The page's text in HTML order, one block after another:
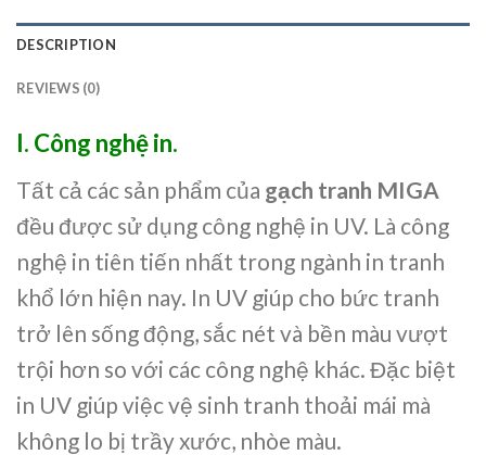
DESCRIPTION
REVIEWS (0)
I. Công nghệ in.
Tất cả các sản phẩm của gạch tranh MIGA
đều được sử dụng công nghệ in UV. Là công
nghệ in tiên tiến nhất trong ngành in tranh
khổ lớn hiện nay. In UV giúp cho bức tranh
trở lên sống động, sắc nét và bền màu vượt
trội hơn so với các công nghệ khác. Đặc biệt
in UV giúp việc vệ sinh tranh thoải mái mà
không lo bị trầy xước, nhòe màu.